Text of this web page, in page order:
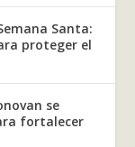
Santa:
proteger el
se
fortalecer